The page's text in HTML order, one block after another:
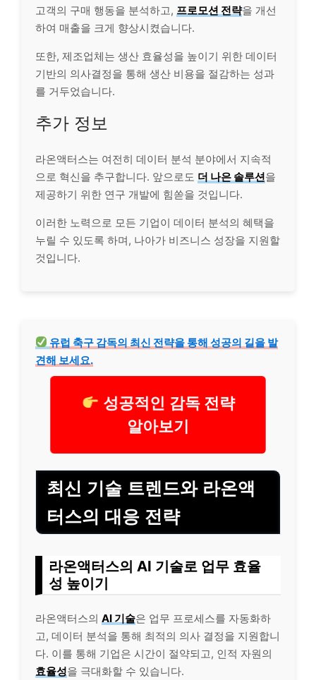
고객의 구매 행동을 분석하고, 프로모션 전략을 개선
하여 매출을 크게 향상시켰습니다.
또한, 제조업체는 생산 효율성을 높이기 위한 데이터
기반의 의사결정을 통해 생산 비용을 절감하는 성과
를 거두었습니다.
추가 정보
라온액터스는 여전히 데이터 분석 분야에서 지속적
으로 혁신을 추구합니다. 앞으로도 더 나은 솔루션을
제공하기 위한 연구 개발에 힘쏟을 것입니다.
이러한 노력으로 모든 기업이 데이터 분석의 혜택을
누릴 수 있도록 하며, 나아가 비즈니스 성장을 지원할
것입니다.
유럽 축구 감독의 최신 전략을 통해 성공의 길을 발
견해 보세요.
성공적인 감독 전략
알아보기
최신 기술 트렌드와 라온액
터스의 대응 전략
라온액터스의 AI 기술로 업무 효율
성 높이기
라온액터스의 AI 기술은 업무 프로세스를 자동화하
고, 데이터 분석을 통해 최적의 의사 결정을 지원합니
다. 이를 통해 기업은 시간이 절약되고, 인적 자원의
효율성을 극대화할 수 있습니다.